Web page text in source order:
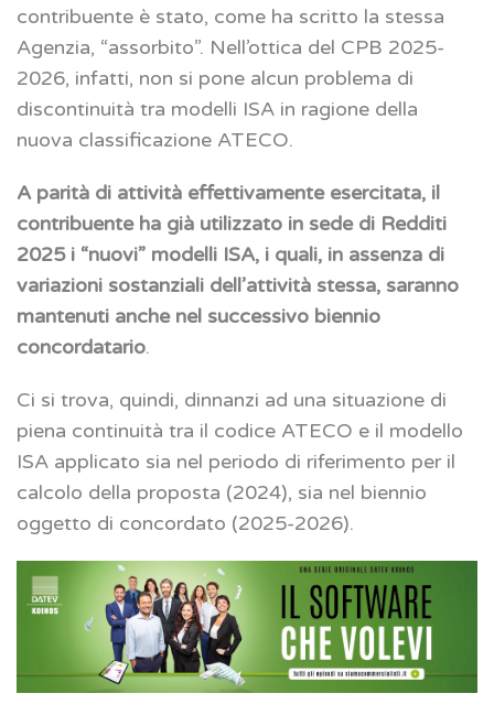
contribuente è stato, come ha scritto la stessa
Agenzia, “assorbito”. Nell’ottica del CPB 2025-
2026, infatti, non si pone alcun problema di
discontinuità tra modelli ISA in ragione della
nuova classificazione ATECO.
A parità di attività effettivamente esercitata, il
contribuente ha già utilizzato in sede di Redditi
2025 i “nuovi” modelli ISA, i quali, in assenza di
variazioni sostanziali dell’attività stessa, saranno
mantenuti anche nel successivo biennio
concordatario.
Ci si trova, quindi, dinnanzi ad una situazione di
piena continuità tra il codice ATECO e il modello
ISA applicato sia nel periodo di riferimento per il
calcolo della proposta (2024), sia nel biennio
oggetto di concordato (2025-2026).